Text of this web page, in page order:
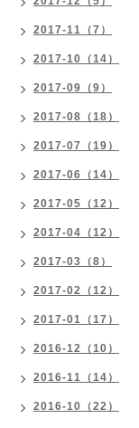
2017-11（7）
2017-10（14）
2017-09（9）
2017-08（18）
2017-07（19）
2017-06（14）
2017-05（12）
2017-04（12）
2017-03（8）
2017-02（12）
2017-01（17）
2016-12（10）
2016-11（14）
2016-10（22）